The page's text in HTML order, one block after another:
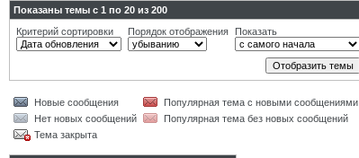
Показаны темы с 1 по 20 из 200
Критерий сортировки
Порядок отображения Показать
Новые сообщения
Популярная тема с новыми сообщениями
Нет новых сообщений
Популярная тема без новых сообщений
Тема закрыта